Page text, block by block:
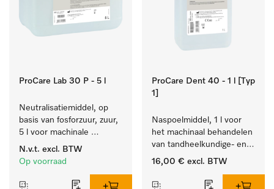
ProCare Lab 30 P - 5 l
Neutralisatiemiddel, op
basis van fosforzuur, zuur,
5 l voor machinale
reiniging van
laboratoriumglaswerk en -
N.v.t. excl. BTW
Op voorraad
ProCare Dent 40 - 1 l [Typ
1]
Naspoelmiddel, 1 l voor
het machinaal behandelen
van tandheelkundige- en
transmissie-instrumenten.
16,00 € excl. BTW